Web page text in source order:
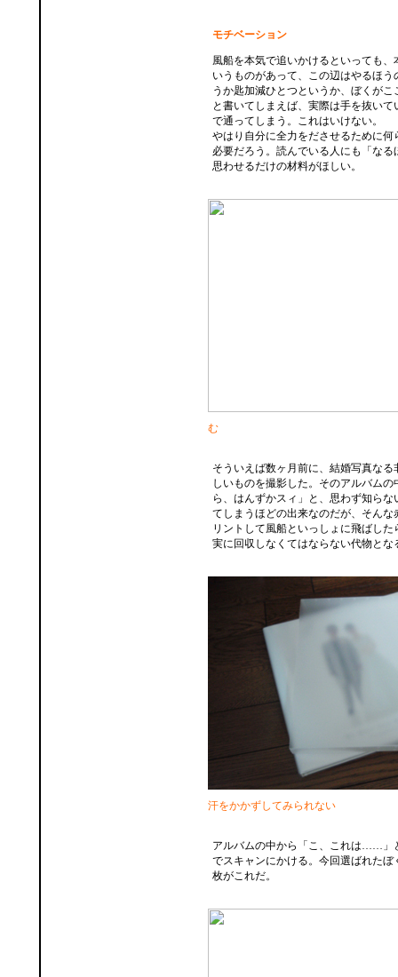
モチベーション
風船を本気で追いかけるといっても、
いうものがあって、この辺はやるほう
うか匙加減ひとつというか、ぼくがこ
と書いてしまえば、実際は手を抜いて
で通ってしまう。これはいけない。
やはり自分に全力をださせるために何
必要だろう。読んでいる人にも「なる
思わせるだけの材料がほしい。
む
そういえば数ヶ月前に、結婚写真なる
しいものを撮影した。そのアルバムの
ら、はんずかスィ」と、思わず知らな
てしまうほどの出来なのだが、そんな
リントして風船といっしょに飛ばした
実に回収しなくてはならない代物とな
汗をかかずしてみられない
アルバムの中から「こ、これは……」
でスキャンにかける。今回選ばれたぼ
枚がこれだ。